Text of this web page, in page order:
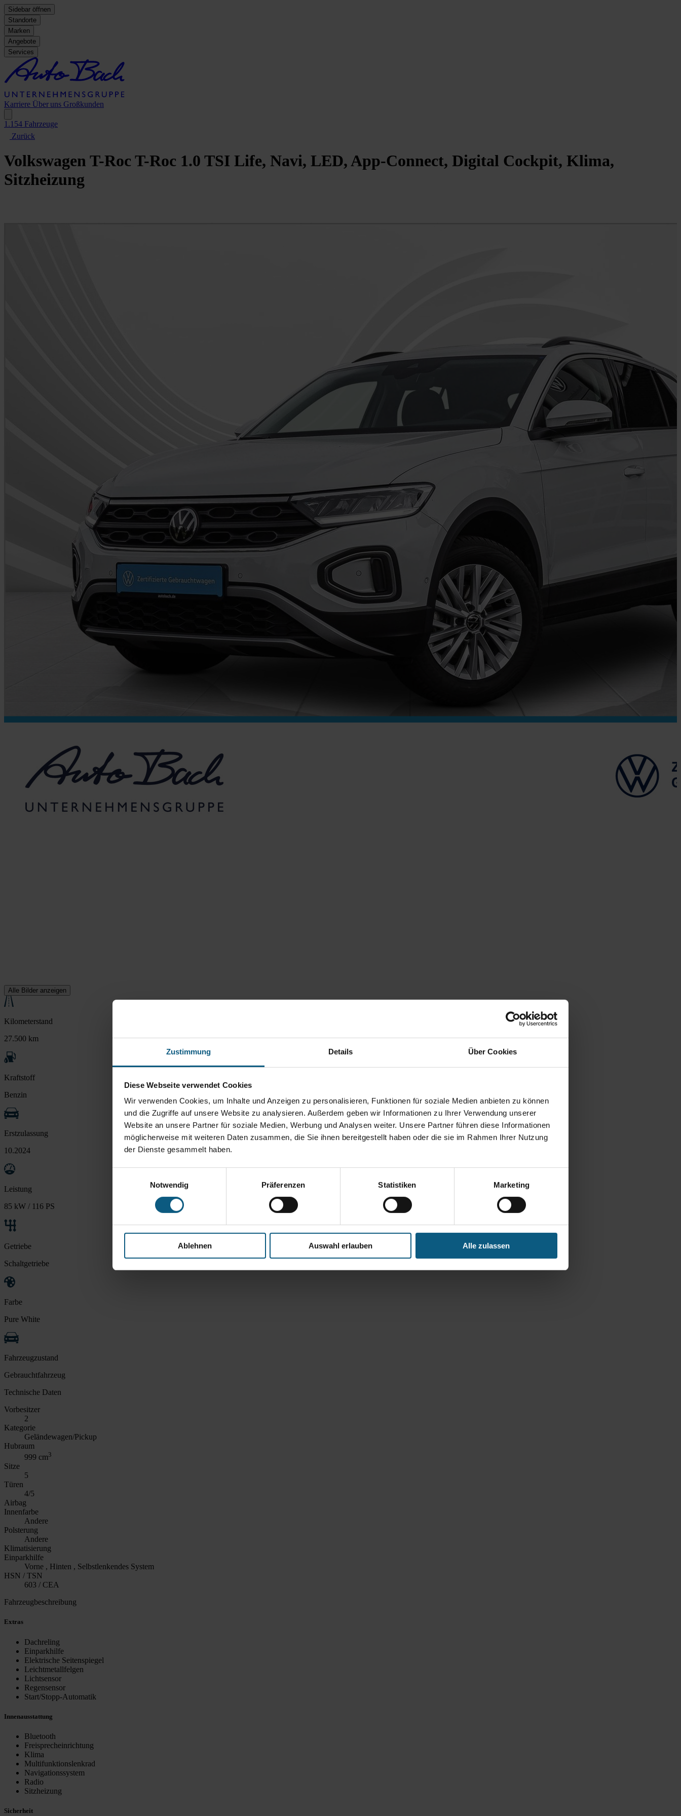
Zustimmung Details Über Cookies
Diese Webseite verwendet Cookies
Wir verwenden Cookies, um Inhalte und Anzeigen zu personalisieren, Funktionen für soziale Medien anbieten zu können
und die Zugriffe auf unsere Website zu analysieren. Außerdem geben wir Informationen zu Ihrer Verwendung unserer
Website an unsere Partner für soziale Medien, Werbung und Analysen weiter. Unsere Partner führen diese Informationen
möglicherweise mit weiteren Daten zusammen, die Sie ihnen bereitgestellt haben oder die sie im Rahmen Ihrer Nutzung
der Dienste gesammelt haben.
Notwendig
Präferenzen Statistiken Marketing
Ablehnen Auswahl erlauben Alle zulassen
Sidebar öffnen
Standorte
Marken
Angebote
Services
Karriere Über uns Großkunden
1.154 Fahrzeuge
Zurück
Volkswagen T-RocT-Roc 1.0 TSI Life, Navi, LED, App-Connect, Digital Cockpit, Klima,
Sitzheizung
Alle Bilder anzeigen
Kilometerstand
27.500 km
Kraftstoff
Benzin
Erstzulassung
10.2024
Leistung
85 kW / 116 PS
Getriebe
Schaltgetriebe
Farbe
Pure White
Fahrzeugzustand
Gebrauchtfahrzeug
Technische Daten
Vorbesitzer
2
Kategorie
Geländewagen/Pickup
Hubraum
999 cm3
Sitze
5
Türen
4/5
Airbag
Innenfarbe
Andere
Polsterung
Andere
Klimatisierung
Einparkhilfe
Vorne , Hinten , Selbstlenkendes System
HSN / TSN
603 / CEA
Fahrzeugbeschreibung
Extras
Dachreling
Einparkhilfe
Elektrische Seitenspiegel
Leichtmetallfelgen
Lichtsensor
Regensensor
Start/Stopp-Automatik
Innenausstattung
Bluetooth
Freisprecheinrichtung
Klima
Multifunktionslenkrad
Navigationssystem
Radio
Sitzheizung
Sicherheit